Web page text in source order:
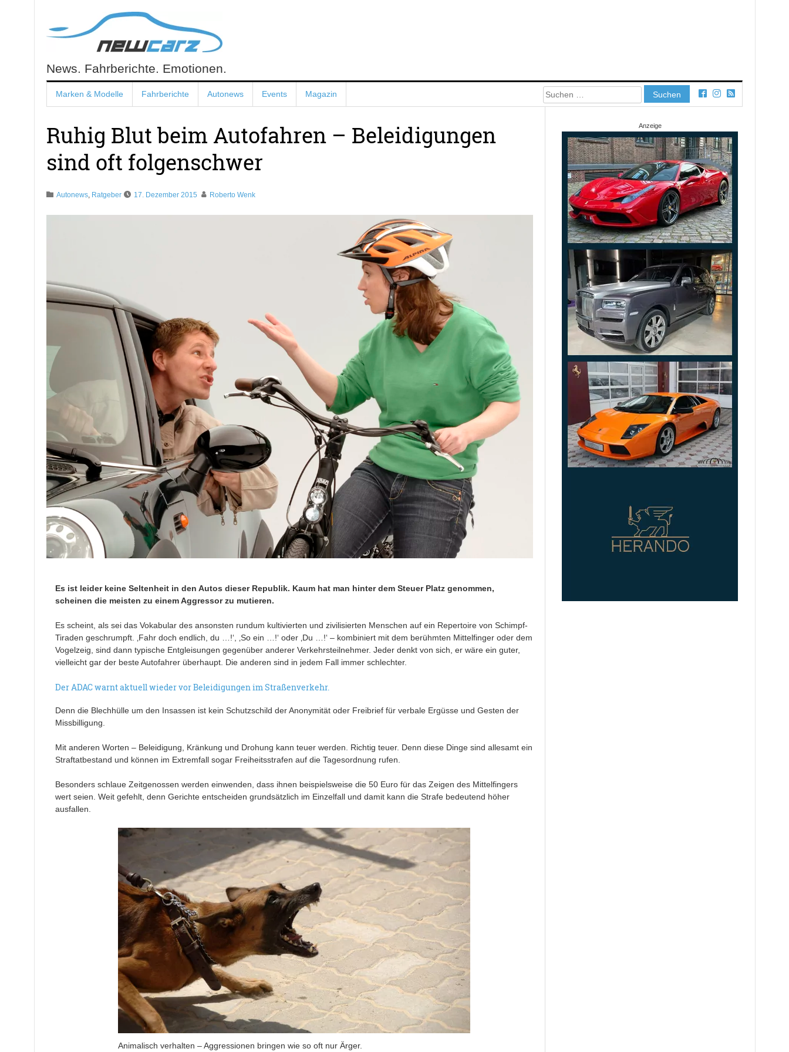
content
NewCarz.de
News. Fahrberichte. Emotionen.
Marken & Modelle Fahrberichte Autonews Events Magazin
Suchen
nach:
Ruhig Blut beim Autofahren – Beleidigungen
sind oft folgenschwer
Autonews, Ratgeber 17. Dezember 2015 Roberto Wenk
Es ist leider keine Seltenheit in den Autos dieser Republik. Kaum hat man hinter dem Steuer Platz genommen,
scheinen die meisten zu einem Aggressor zu mutieren.
Es scheint, als sei das Vokabular des ansonsten rundum kultivierten und zivilisierten Menschen auf ein Repertoire von Schimpf-
Tiraden geschrumpft. ‚Fahr doch endlich, du …!‘, ‚So ein …!‘ oder ‚Du …!‘ – kombiniert mit dem berühmten Mittelfinger oder dem
Vogelzeig, sind dann typische Entgleisungen gegenüber anderer Verkehrsteilnehmer. Jeder denkt von sich, er wäre ein guter,
vielleicht gar der beste Autofahrer überhaupt. Die anderen sind in jedem Fall immer schlechter.
Der ADAC warnt aktuell wieder vor Beleidigungen im Straßenverkehr.
Denn die Blechhülle um den Insassen ist kein Schutzschild der Anonymität oder Freibrief für verbale Ergüsse und Gesten der
Missbilligung.
Mit anderen Worten – Beleidigung, Kränkung und Drohung kann teuer werden. Richtig teuer. Denn diese Dinge sind allesamt ein
Straftatbestand und können im Extremfall sogar Freiheitsstrafen auf die Tagesordnung rufen.
Besonders schlaue Zeitgenossen werden einwenden, dass ihnen beispielsweise die 50 Euro für das Zeigen des Mittelfingers
wert seien. Weit gefehlt, denn Gerichte entscheiden grundsätzlich im Einzelfall und damit kann die Strafe bedeutend höher
ausfallen.
Animalisch verhalten – Aggressionen bringen wie so oft nur Ärger.
Anzeige